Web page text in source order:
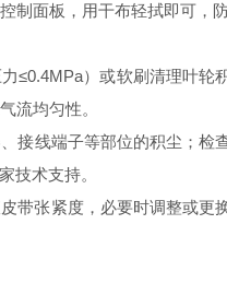
面板，用干布轻拭即可，
）或软刷清理叶轮
流均匀性。
线端子等部位的积尘；检
技术支持。
张紧度，必要时调整或更